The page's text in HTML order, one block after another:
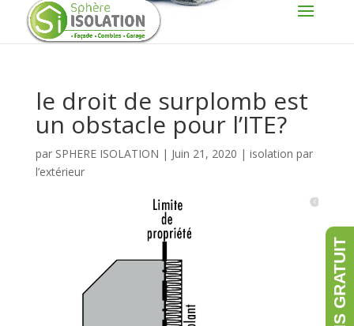
le droit de surplomb est
un obstacle pour l’ITE?
par SPHERE ISOLATION | Juin 21, 2020 | isolation par
l’extérieur